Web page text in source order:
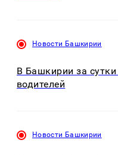
Новости Башкирии
В Башкирии за
водителей
Новости Башкирии